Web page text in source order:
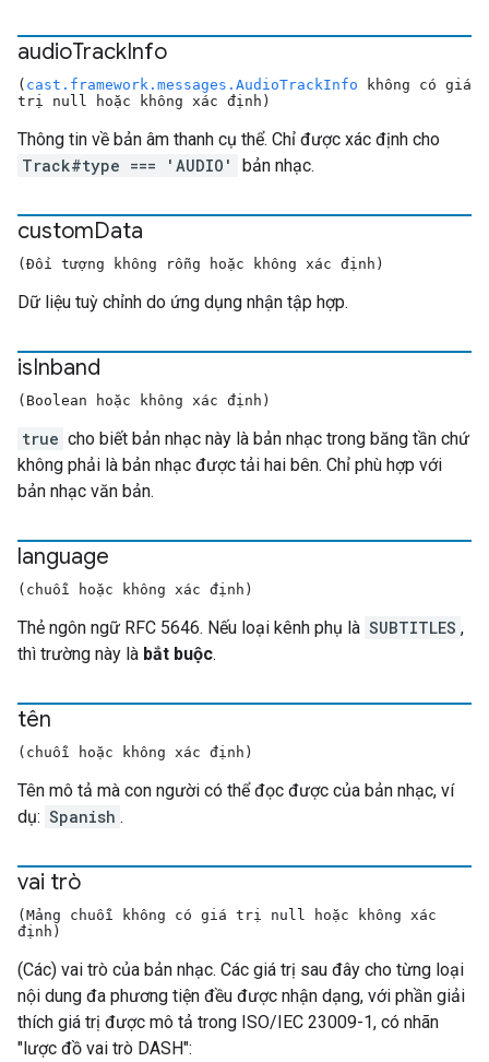
audioTrackInfo
( cast.framework.messages.AudioTrackInfo không có giá
trị null hoặc không xác định)
Thông tin về bản âm thanh cụ thể. Chỉ được xác định cho
Track#type === 'AUDIO'
bản nhạc.
customData
(Đối tượng không rỗng hoặc không xác định)
Dữ liệu tuỳ chỉnh do ứng dụng nhận tập hợp.
isInband
(Boolean hoặc không xác định)
true cho biết bản nhạc này là bản nhạc trong băng tần chứ
không phải là bản nhạc được tải hai bên. Chỉ phù hợp với
bản nhạc văn bản.
language
(chuỗi hoặc không xác định)
Thẻ ngôn ngữ RFC 5646. Nếu loại kênh phụ là SUBTITLES ,
thì trường này là bắt buộc.
tên
(chuỗi hoặc không xác định)
Tên mô tả mà con người có thể đọc được của bản nhạc, ví
dụ: Spanish .
vai trò
(Mảng chuỗi không có giá trị null hoặc không xác
định)
(Các) vai trò của bản nhạc. Các giá trị sau đây cho từng loại
nội dung đa phương tiện đều được nhận dạng, với phần giải
thích giá trị được mô tả trong ISO/IEC 23009-1, có nhãn
"lược đồ vai trò DASH":